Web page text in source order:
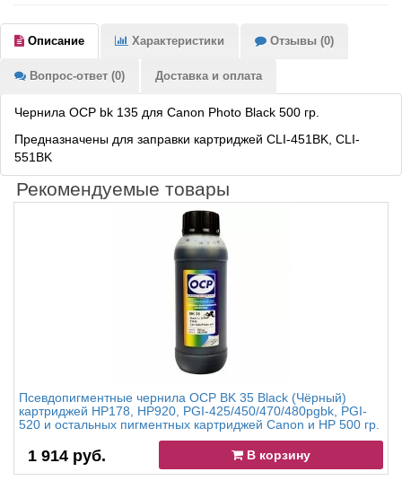
Описание Характеристики Отзывы (0)
Вопрос-ответ (0) Доставка и оплата
Чернила OCP bk 135 для Canon Photo Black 500 гр.
Предназначены для заправки картриджей CLI-451BK, CLI-
551BK
Рекомендуемые товары
Псевдопигментные чернила OCP BK 35 Black (Чёрный)
картриджей HP178, HP920, PGI-425/450/470/480pgbk, PGI-
520 и остальных пигментных картриджей Canon и HP 500 гр.
1 914 руб. В корзину